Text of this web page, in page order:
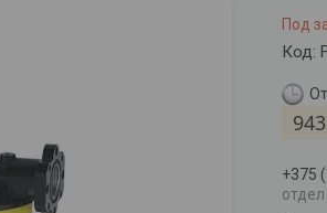
Под
Код:
+375